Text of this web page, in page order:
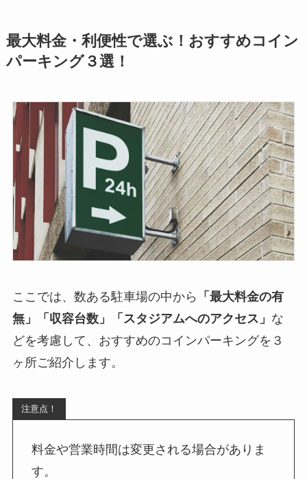
最大料金・利便性で選ぶ！おすすめコイン
パーキング３選！
ここでは、数ある駐車場の中から
「最大料金の有
無」「収容台数」「スタジアムへのアクセス」 な
どを考慮して、おすすめのコインパーキングを３
ヶ所ご紹介します。
注意点！
料金や営業時間は変更される場合がありま
す。